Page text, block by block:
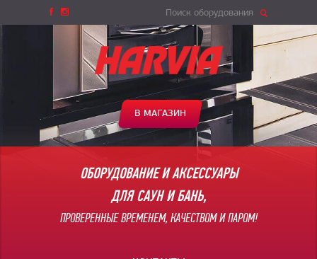
Поиск оборудования
В МАГАЗИН
ОБОРУДОВАНИЕ И АКСЕССУАРЫ
ДЛЯ САУН И БАНЬ,
ПРОВЕРЕННЫЕ ВРЕМЕНЕМ, КАЧЕСТВОМ И ПАРОМ!